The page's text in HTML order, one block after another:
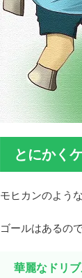
とにかく
モヒカンのよう
ゴールはあるの
華麗なドリ